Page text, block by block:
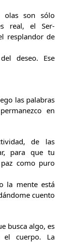
olas son sólo
real, el Ser-
resplandor de
deseo. Ese
las palabras
en
de las
para que tu
como puro
la mente está
cuento
busca algo, es
el cuerpo. La